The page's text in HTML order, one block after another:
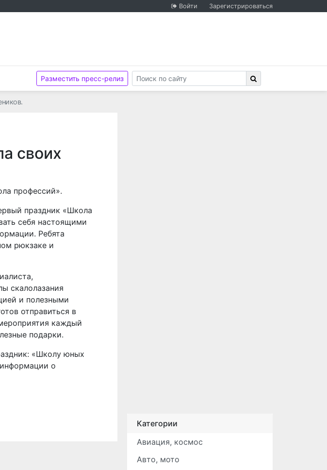
Войти Зарегистрироваться
Разместить пресс-релиз
своих
профессий».
праздник «Школа
себя настоящими
Ребята
рюкзаке и
скалолазания
и полезными
отправиться в
каждый
подарки.
«Школу юных
о
Категории
Авиация, космос
Авто, мото